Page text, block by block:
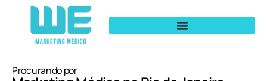
Procurando por: